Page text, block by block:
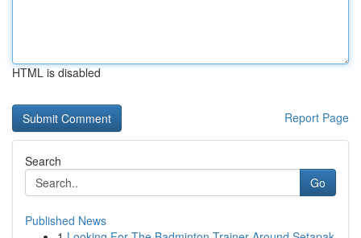
HTML is disabled
Report Page
Search
Go
Published News